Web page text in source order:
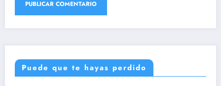
Puede que te hayas perdido